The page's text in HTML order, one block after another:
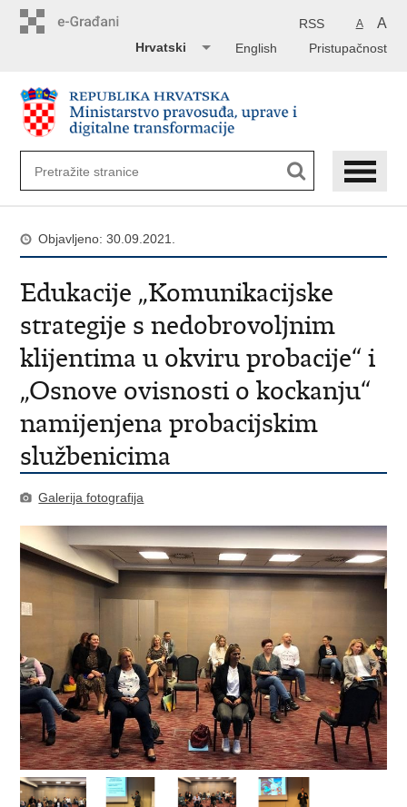
A A
RSS
Pristupačnost
English
Hrvatski
Objavljeno: 30.09.2021.
Edukacije „Komunikacijske
strategije s nedobrovoljnim
klijentima u okviru probacije“ i
„Osnove ovisnosti o kockanju“
namijenjena probacijskim
službenicima
Galerija fotografija